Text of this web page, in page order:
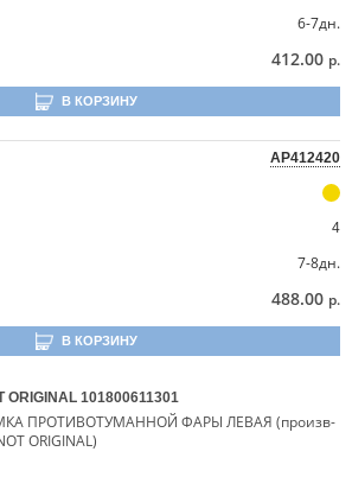
6-7дн.
412.00 р.
В КОРЗИНУ
AP412420
4
7-8дн.
488.00 р.
В КОРЗИНУ
ORIGINAL 101800611301
ПРОТИВОТУМАННОЙ ФАРЫ ЛЕВАЯ (произв-
ORIGINAL)